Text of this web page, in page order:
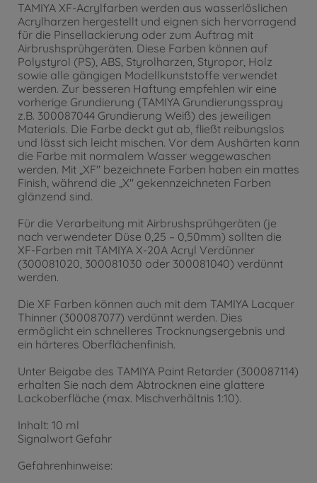
TAMIYA XF-Acrylfarben werden aus wasserlöslichen
Acrylharzen hergestellt und eignen sich hervorragend
für die Pinsellackierung oder zum Auftrag mit
Airbrushsprühgeräten. Diese Farben können auf
Polystyrol (PS), ABS, Styrolharzen, Styropor, Holz
sowie alle gängigen Modellkunststoffe verwendet
werden. Zur besseren Haftung empfehlen wir eine
vorherige Grundierung (TAMIYA Grundierungsspray
z.B. 300087044 Grundierung Weiß) des jeweiligen
Materials. Die Farbe deckt gut ab, fließt reibungslos
und lässt sich leicht mischen. Vor dem Aushärten kann
die Farbe mit normalem Wasser weggewaschen
werden. Mit „XF" bezeichnete Farben haben ein mattes
Finish, während die „X" gekennzeichneten Farben
glänzend sind.
Für die Verarbeitung mit Airbrushsprühgeräten (je
nach verwendeter Düse 0,25 – 0,50mm) sollten die
XF-Farben mit TAMIYA X-20A Acryl Verdünner
(300081020, 300081030 oder 300081040) verdünnt
werden.
Die XF Farben können auch mit dem TAMIYA Lacquer
Thinner (300087077) verdünnt werden. Dies
ermöglicht ein schnelleres Trocknungsergebnis und
ein härteres Oberflächenfinish.
Unter Beigabe des TAMIYA Paint Retarder (300087114)
erhalten Sie nach dem Abtrocknen eine glattere
Lackoberfläche (max. Mischverhältnis 1:10).
Inhalt: 10 ml
Signalwort Gefahr
Gefahrenhinweise: